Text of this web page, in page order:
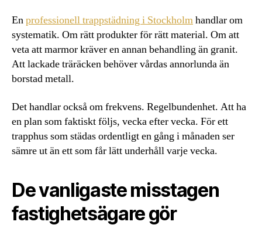
Enprofessionell trappstädning i Stockholmhandlar om
systematik. Om rätt produkter för rätt material. Om att
veta att marmor kräver en annan behandling än granit.
Att lackade träräcken behöver vårdas annorlunda än
borstad metall.
Det handlar också om frekvens. Regelbundenhet. Att ha
en plan som faktiskt följs, vecka efter vecka. För ett
trapphus som städas ordentligt en gång i månaden ser
sämre ut än ett som får lätt underhåll varje vecka.
De vanligaste misstagen
fastighetsägare gör